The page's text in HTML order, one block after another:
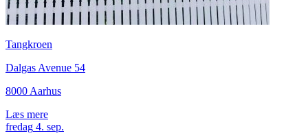
Tangkroen
Dalgas Avenue 54
8000 Aarhus
Læs mere
fredag 4. sep.